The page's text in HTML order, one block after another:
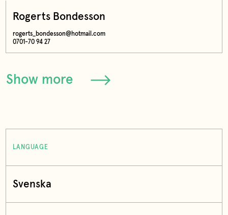
Rogerts Bondesson
rogerts_bondesson@hotmail.com
0701-70 94 27
Show more
LANGUAGE
Svenska